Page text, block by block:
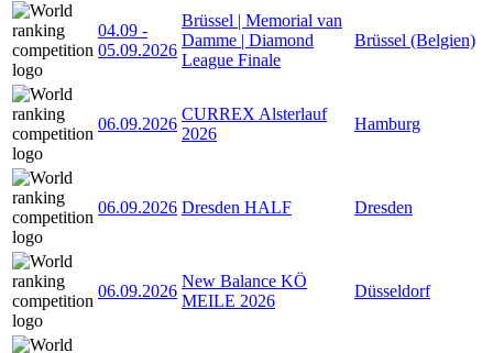
04.09 -
05.09.2026
Brüssel | Memorial van
Damme | Diamond
League Finale
Brüssel (Belgien)
06.09.2026
CURREX Alsterlauf
2026
Hamburg
06.09.2026 Dresden HALF Dresden
06.09.2026
New Balance KÖ
MEILE 2026
Düsseldorf